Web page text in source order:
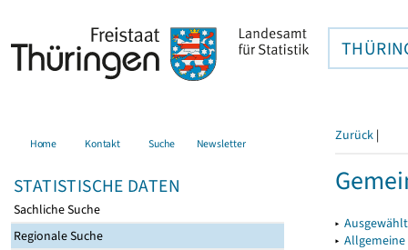
Home Kontakt Suche Newsletter
STATISTISCHE DATEN
Sachliche Suche
Regionale Suche
Zurück |
▸
▸